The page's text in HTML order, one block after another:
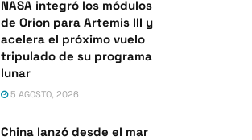
NASA integró los módulos
de Orion para Artemis III y
acelera el próximo vuelo
tripulado de su programa
lunar
5 AGOSTO, 2026
China lanzó desde el mar